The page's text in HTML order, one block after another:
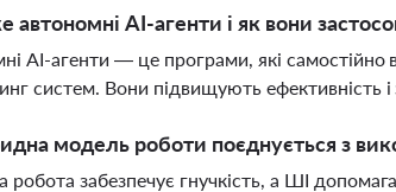
автономні AI-агенти і як вони
AI-агенти — це програми, які
систем. Вони підвищують ефективність
модель роботи поєднується з
робота забезпечує гнучкість, а ШІ